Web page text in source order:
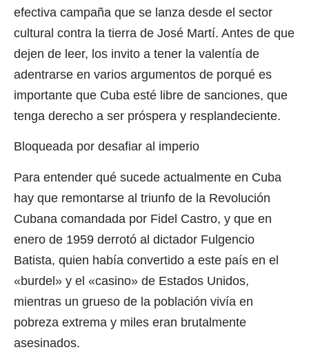
efectiva campaña que se lanza desde el sector
cultural contra la tierra de José Martí. Antes de que
dejen de leer, los invito a tener la valentía de
adentrarse en varios argumentos de porqué es
importante que Cuba esté libre de sanciones, que
tenga derecho a ser próspera y resplandeciente.
Bloqueada por desafiar al imperio
Para entender qué sucede actualmente en Cuba
hay que remontarse al triunfo de la Revolución
Cubana comandada por Fidel Castro, y que en
enero de 1959 derrotó al dictador Fulgencio
Batista, quien había convertido a este país en el
«burdel» y el «casino» de Estados Unidos,
mientras un grueso de la población vivía en
pobreza extrema y miles eran brutalmente
asesinados.